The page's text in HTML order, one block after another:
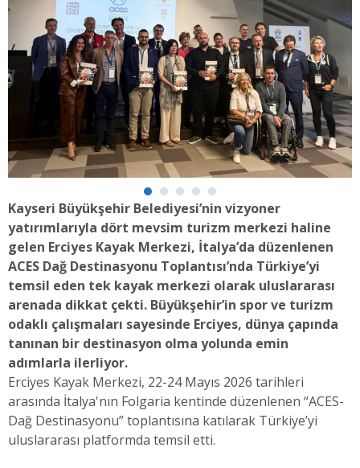
Kayseri Büyükşehir Belediyesi’nin vizyoner
yatırımlarıyla dört mevsim turizm merkezi haline
gelen Erciyes Kayak Merkezi, İtalya’da düzenlenen
ACES Dağ Destinasyonu Toplantısı’nda Türkiye’yi
temsil eden tek kayak merkezi olarak uluslararası
arenada dikkat çekti. Büyükşehir’in spor ve turizm
odaklı çalışmaları sayesinde Erciyes, dünya çapında
tanınan bir destinasyon olma yolunda emin
adımlarla ilerliyor.
Erciyes Kayak Merkezi, 22-24 Mayıs 2026 tarihleri
arasında İtalya'nın Folgaria kentinde düzenlenen “ACES-
Dağ Destinasyonu” toplantısına katılarak Türkiye’yi
uluslararası platformda temsil etti.